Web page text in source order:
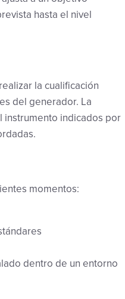
hasta el nivel
la cualificación
del generador. La
instrumento indicados por
momentos:
dentro de un entorno